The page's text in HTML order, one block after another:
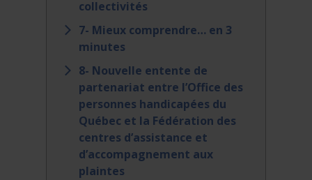
collectivités
7- Mieux comprendre… en 3
minutes
8- Nouvelle entente de
partenariat entre l’Office des
personnes handicapées du
Québec et la Fédération des
centres d’assistance et
d’accompagnement aux
plaintes